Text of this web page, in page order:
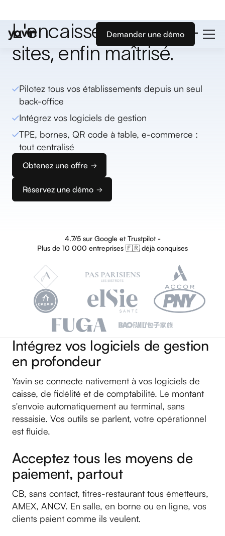
Demander une démo
L'encaissement multi-
sites, enfin maîtrisé.
Pilotez tous vos établissements depuis un seul
back-office
Intégrez vos logiciels de gestion
TPE, bornes, QR code à table, e-commerce :
tout centralisé
Obtenez une offre
Réservez une démo
4.7/5 sur Google et Trustpilot -
Plus de 10 000 entreprises 🇫🇷 déjà conquises
Intégrez vos logiciels de gestion
en profondeur
Yavin se connecte nativement à vos logiciels de
caisse, de fidélité et de comptabilité. Le montant
s'envoie automatiquement au terminal, sans
ressaisie. Vos outils se parlent, votre opérationnel
est fluide.
Acceptez tous les moyens de
paiement, partout
CB, sans contact, titres-restaurant tous émetteurs,
AMEX, ANCV. En salle, en borne ou en ligne, vos
clients paient comme ils veulent.